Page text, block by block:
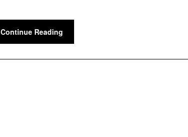
Continue Reading